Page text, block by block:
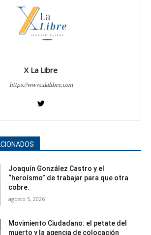
X La Libre
https://www.xlalibre.com
Joaquín González Castro y el
“heroísmo” de trabajar para que otra
cobre.
agosto 5, 2026
Movimiento Ciudadano: el petate del
muerto y la agencia de colocación